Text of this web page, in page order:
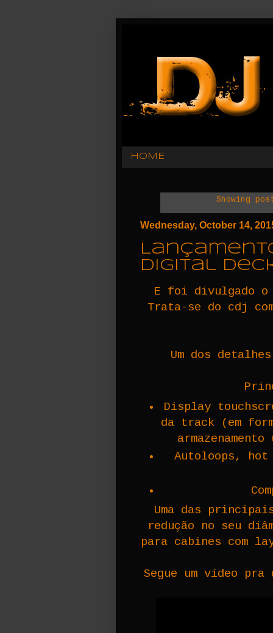
HOME
Showing
Wednesday, October 14,
digital
E foi divulgado o
Trata-se do cdj
Um dos
Display
da track (em
Autoloops,
Uma das
redução no seu
para cabines com
Segue um vídeo